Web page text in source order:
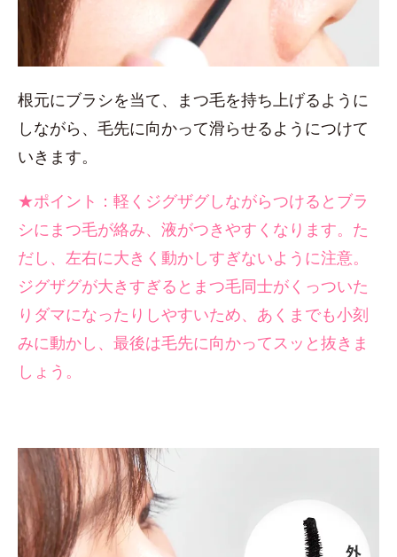
根元にブラシを当て、まつ毛を持ち上げるように
しながら、毛先に向かって滑らせるようにつけて
いきます。
★ポイント：軽くジグザグしながらつけるとブラ
シにまつ毛が絡み、液がつきやすくなります。た
だし、左右に大きく動かしすぎないように注意。
ジグザグが大きすぎるとまつ毛同士がくっついた
りダマになったりしやすいため、あくまでも小刻
みに動かし、最後は毛先に向かってスッと抜きま
しょう。